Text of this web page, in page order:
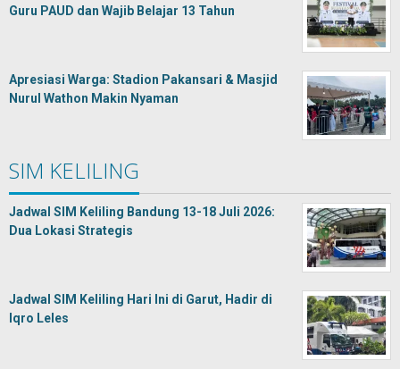
Guru PAUD dan Wajib Belajar 13 Tahun
Apresiasi Warga: Stadion Pakansari & Masjid
Nurul Wathon Makin Nyaman
SIM KELILING
Jadwal SIM Keliling Bandung 13-18 Juli 2026:
Dua Lokasi Strategis
Jadwal SIM Keliling Hari Ini di Garut, Hadir di
Iqro Leles